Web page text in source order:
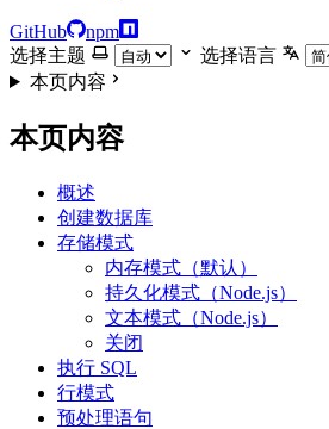
GitHub
npm
选择主题
选择语言
本页内容
本页内容
概述
创建数据库
存储模式
内存模式（默认）
持久化模式（Node.js）
文本模式（Node.js）
关闭
执行 SQL
行模式
预处理语句